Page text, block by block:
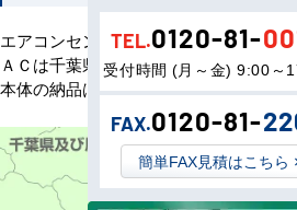
エアコンセンターACでは千葉県全域の
ＡＣは千葉県の優良な工事店と提携し
本体の納品は全国配送いたしておりま
TEL.0120-81-
受付時間 (月～金) 9:00～
FAX.0120-81-
簡単FAX見積はこちら